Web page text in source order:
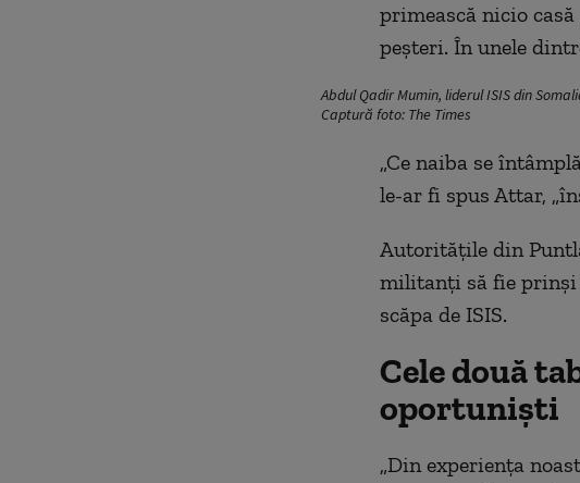
primească nicio
peșteri. În unele
Abdul Qadir Mumin, liderul ISIS din
Captură foto: The Times
„Ce naiba se
le-ar fi spus Attar,
Autoritățile din
militanți să fie prinși
scăpa de ISIS.
Cele două
oportuniști
„Din experiența